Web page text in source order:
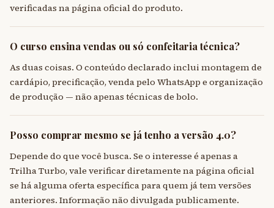
verificadas na página oficial do produto.
O curso ensina vendas ou só confeitaria técnica?
As duas coisas. O conteúdo declarado inclui montagem de
cardápio, precificação, venda pelo WhatsApp e organização
de produção — não apenas técnicas de bolo.
Posso comprar mesmo se já tenho a versão 4.0?
Depende do que você busca. Se o interesse é apenas a
Trilha Turbo, vale verificar diretamente na página oficial
se há alguma oferta específica para quem já tem versões
anteriores. Informação não divulgada publicamente.